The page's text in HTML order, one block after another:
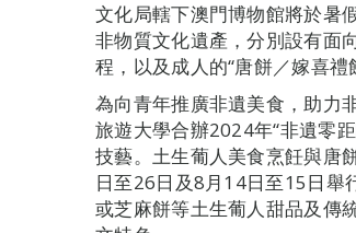
文化局轄下澳門博物館將於暑
非物質文化遺產，分別設有面
程，以及成人的“唐餅／嫁喜禮
為向青年推廣非遺美食，助力
旅遊大學合辦2024年“非遺零
技藝。土生葡人美食烹飪與唐
日至26日及8月14日至15日舉
或芝麻餅等土生葡人甜品及傳